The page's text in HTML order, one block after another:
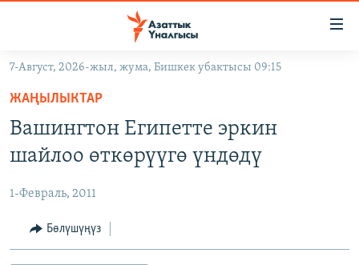
Навигацияга
өтүңүз
Издөөгө
салыңыз
ЭКОНОМИКА
МАДАНИЯТ
БОРБОР АЗИЯ
АТАЙЫН ИЛИКТӨӨ
ТВ ПРОГРАММАЛАР
7-Август, 2026-жыл, жума, Бишкек убактысы 09:15
ЖАҢЫЛЫКТАР
Вашингтон Египетте эркин
шайлоо өткөрүүгө үндөдү
1-Февраль, 2011
Бөлүшүңүз